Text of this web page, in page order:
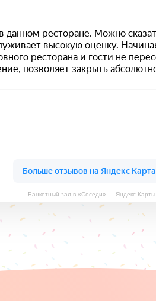
Банкетный зал в «Соседи» — Яндекс Карты